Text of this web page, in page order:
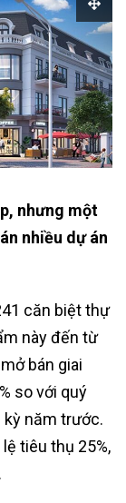
nhưng một
nhiều dự án
căn biệt thự
này đến từ
bán giai
so với quý
kỳ năm trước.
tiêu thụ 25%,